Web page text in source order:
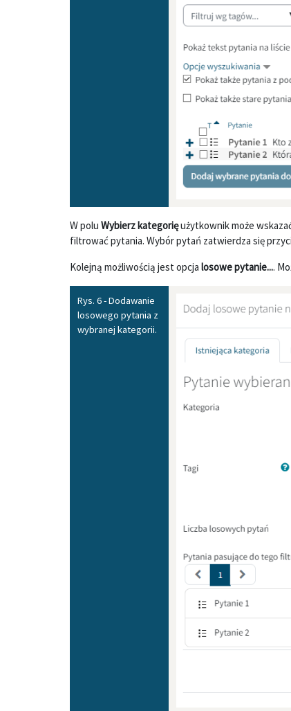
W polu Wybierz kategorięużytkownik może
filtrować pytania. Wybór pytań zatwierdza się
Kolejną możliwością jest opcja losowe pytanie....
Rys. 6 - Dodawanie
losowego pytania z
wybranej kategorii.